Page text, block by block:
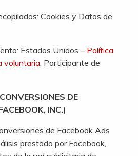
Cookies y Datos de
Estados Unidos – Política
voluntaria. Participante de
DE
INC.)
de Facebook Ads
prestado por Facebook,